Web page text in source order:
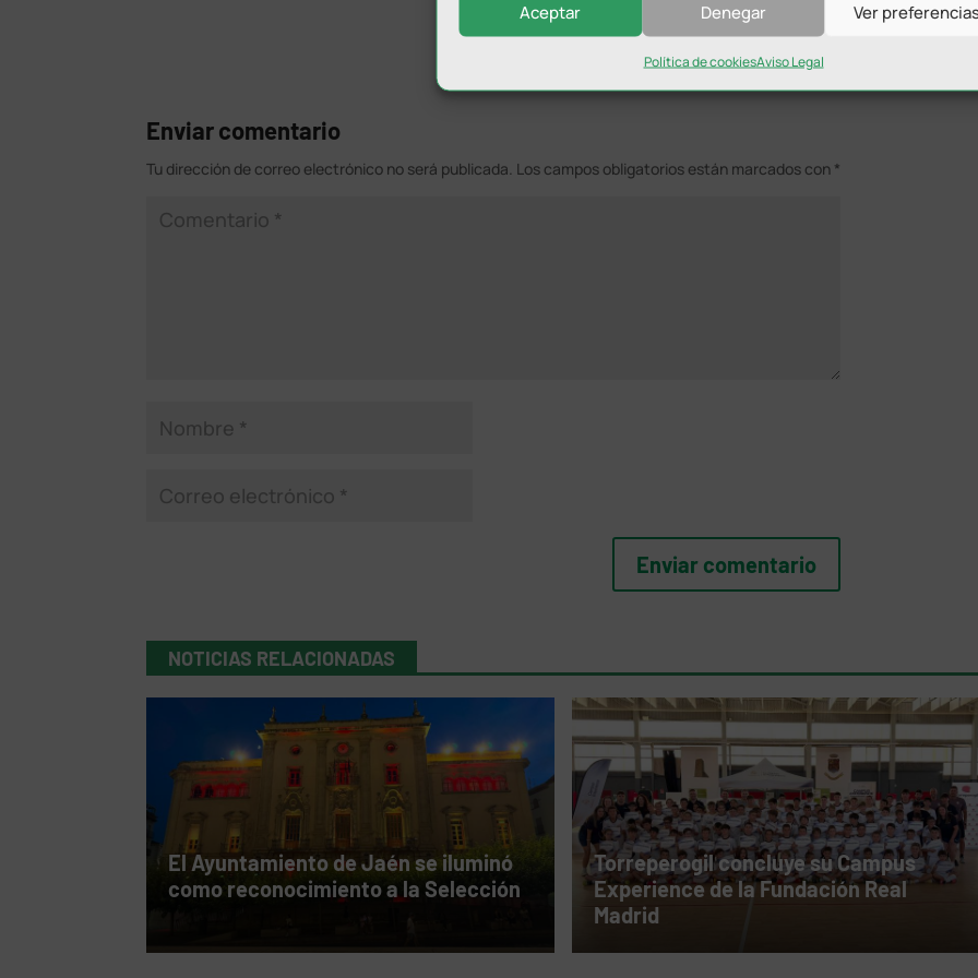
Aceptar Denegar Ver
Política de cookiesAviso Legal
Enviar comentario
Tu dirección de correo electrónico no será publicada. Los campos obligatorios están marcados con *
NOTICIAS RELACIONADAS
El Ayuntamiento de Jaén se iluminó
como reconocimiento a la Selección
Torreperogil concluye su Campus
Experience de la Fundación Real
Madrid